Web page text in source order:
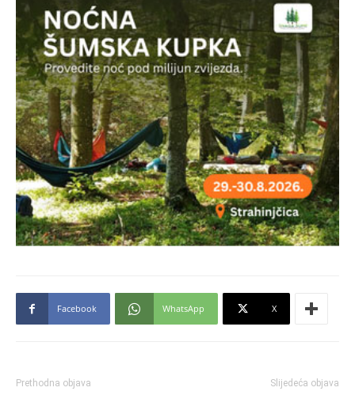
Facebook WhatsApp X
Prethodna objava Slijedeća objava